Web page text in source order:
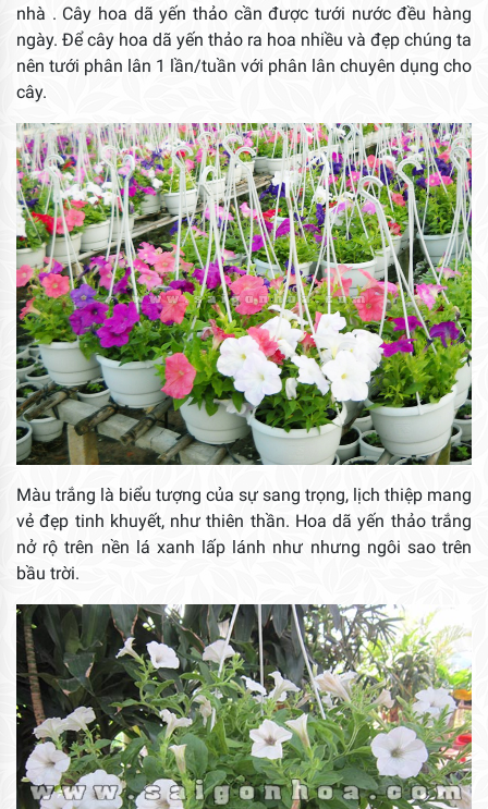
nhà . Cây hoa dã yến thảo cần được tưới nước đều hàng
ngày. Để cây hoa dã yến thảo ra hoa nhiều và đẹp chúng ta
nên tưới phân lân 1 lần/tuần với phân lân chuyên dụng cho
cây.
Màu trắng là biểu tượng của sự sang trọng, lịch thiệp mang
vẻ đẹp tinh khuyết, như thiên thần. Hoa dã yến thảo trắng
nở rộ trên nền lá xanh lấp lánh như nhưng ngôi sao trên
bầu trời.